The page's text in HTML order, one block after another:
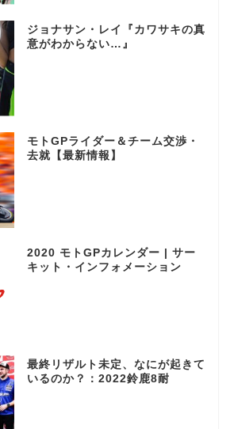
ジョナサン・レイ『カワサキの真
意がわからない…』
モトGPライダー＆チーム交渉・
去就【最新情報】
2020 モトGPカレンダー | サー
キット・インフォメーション
最終リザルト未定、なにが起きて
いるのか？：2022鈴鹿8耐